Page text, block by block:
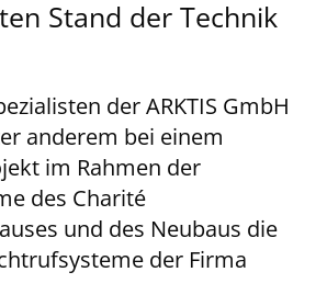
Stand der Technik
der ARKTIS GmbH
anderem bei einem
im Rahmen der
des Charité
und des Neubaus die
der Firma